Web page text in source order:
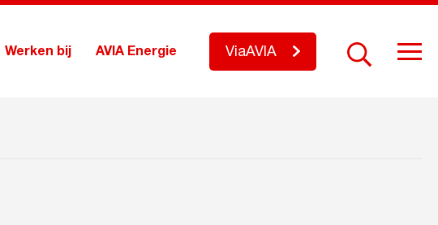
Werken bij AVIA Energie ViaAVIA